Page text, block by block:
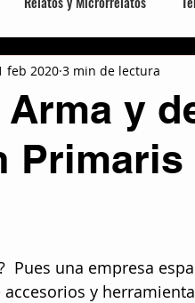
Películas Robots
Literatura
Fantasía Reseñas y
Arma y
Primaris
feb 2020 3 min de lectura
Pues una empresa
y